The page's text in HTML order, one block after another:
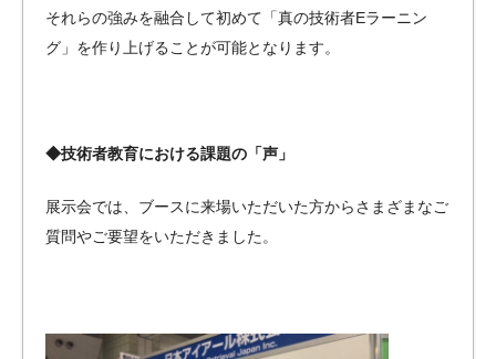
それらの強みを融合して初めて「真の技術者Eラーニン
グ」を作り上げることが可能となります。
◆技術者教育における課題の「声」
展示会では、ブースに来場いただいた方からさまざまなご
質問やご要望をいただきました。